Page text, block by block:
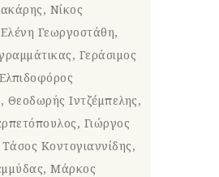
Νίκος
Γεωργοστάθη,
Γεράσιμος
Θεοδωρής Ιντζέμπελης,
Γιώργος
Κοντογιαννίδης,
Μάρκος